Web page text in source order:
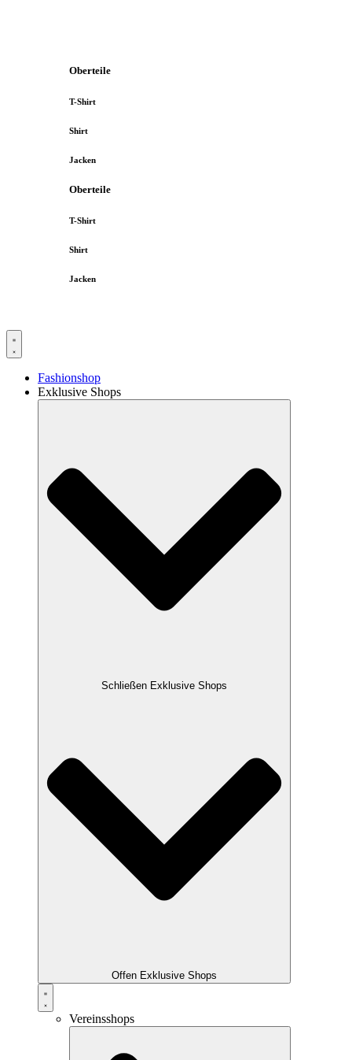
Oberteile
T-Shirt
Shirt
Jacken
Oberteile
T-Shirt
Shirt
Jacken
Fashionshop
Exklusive Shops
Schließen Exklusive Shops
Offen Exklusive Shops
Vereinsshops